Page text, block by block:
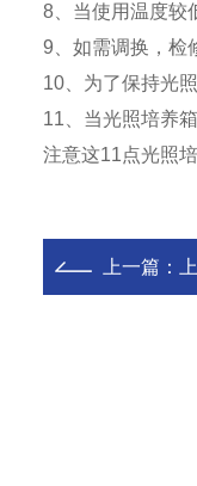
8、当使用温度较
9、如需调换，检
10、为了保持光
11、当光照培养
注意这11点光照
上一篇：